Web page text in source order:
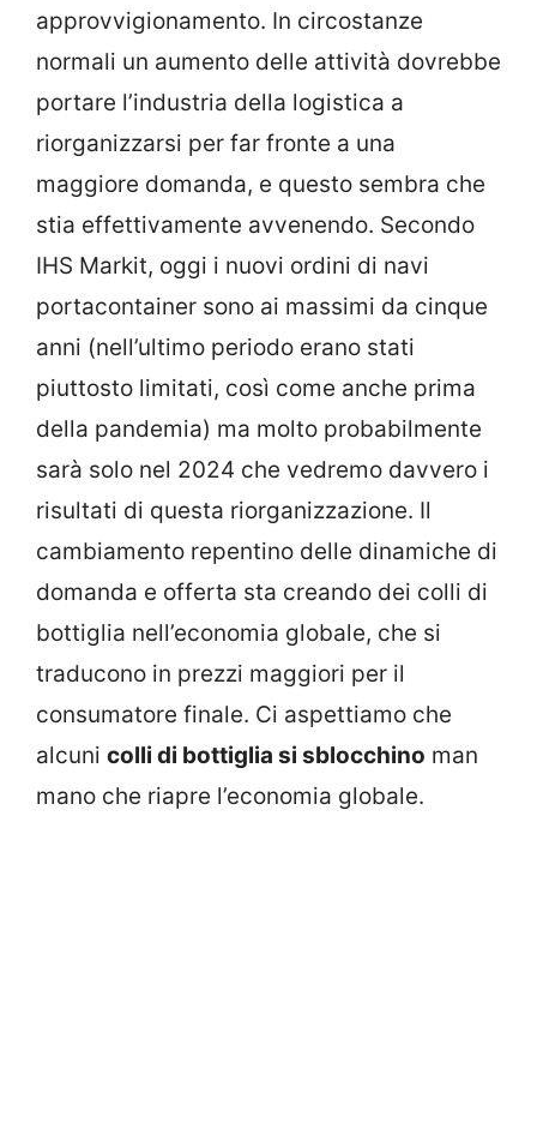
approvvigionamento. In circostanze
normali un aumento delle attività dovrebbe
portare l’industria della logistica a
riorganizzarsi per far fronte a una
maggiore domanda, e questo sembra che
stia effettivamente avvenendo. Secondo
IHS Markit, oggi i nuovi ordini di navi
portacontainer sono ai massimi da cinque
anni (nell’ultimo periodo erano stati
piuttosto limitati, così come anche prima
della pandemia) ma molto probabilmente
sarà solo nel 2024 che vedremo davvero i
risultati di questa riorganizzazione. Il
cambiamento repentino delle dinamiche di
domanda e offerta sta creando dei colli di
bottiglia nell’economia globale, che si
traducono in prezzi maggiori per il
consumatore finale. Ci aspettiamo che
alcuni colli di bottiglia si sblocchino man
mano che riapre l’economia globale.